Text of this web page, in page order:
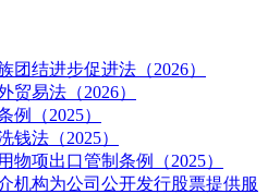
团结进步促进法（2026）
贸易法（2026）
例（2025）
钱法（2025）
物项出口管制条例（2025）
机构为公司公开发行股票提供服